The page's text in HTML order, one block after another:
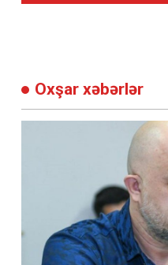
Oxşar xəbərlər